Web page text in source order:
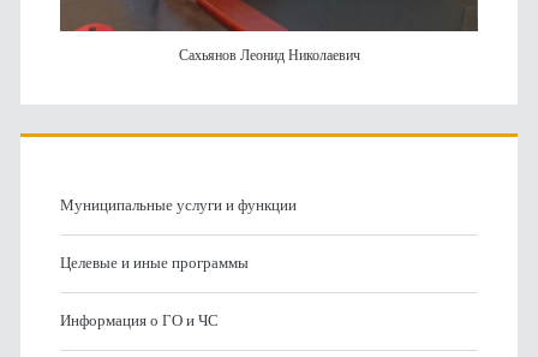
Сахьянов Леонид Николаевич
Муниципальные услуги и функции
Целевые и иные программы
Информация о ГО и ЧС